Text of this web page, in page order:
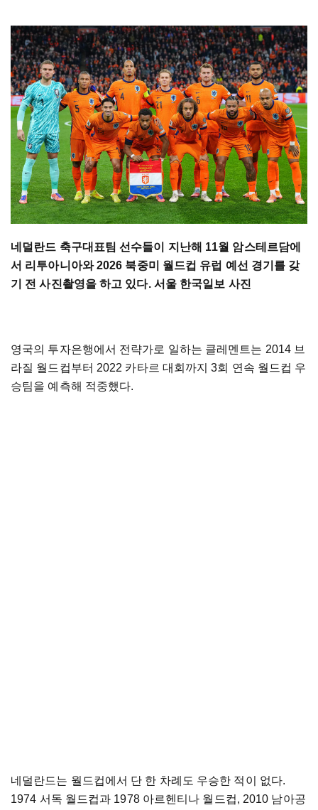
네덜란드 축구대표팀 선수들이 지난해 11월 암스테르담에
서 리투아니아와 2026 북중미 월드컵 유럽 예선 경기를 갖
기 전 사진촬영을 하고 있다. 서울 한국일보 사진
영국의 투자은행에서 전략가로 일하는 클레멘트는 2014 브
라질 월드컵부터 2022 카타르 대회까지 3회 연속 월드컵 우
승팀을 예측해 적중했다.
네덜란드는 월드컵에서 단 한 차례도 우승한 적이 없다.
1974 서독 월드컵과 1978 아르헨티나 월드컵, 2010 남아공